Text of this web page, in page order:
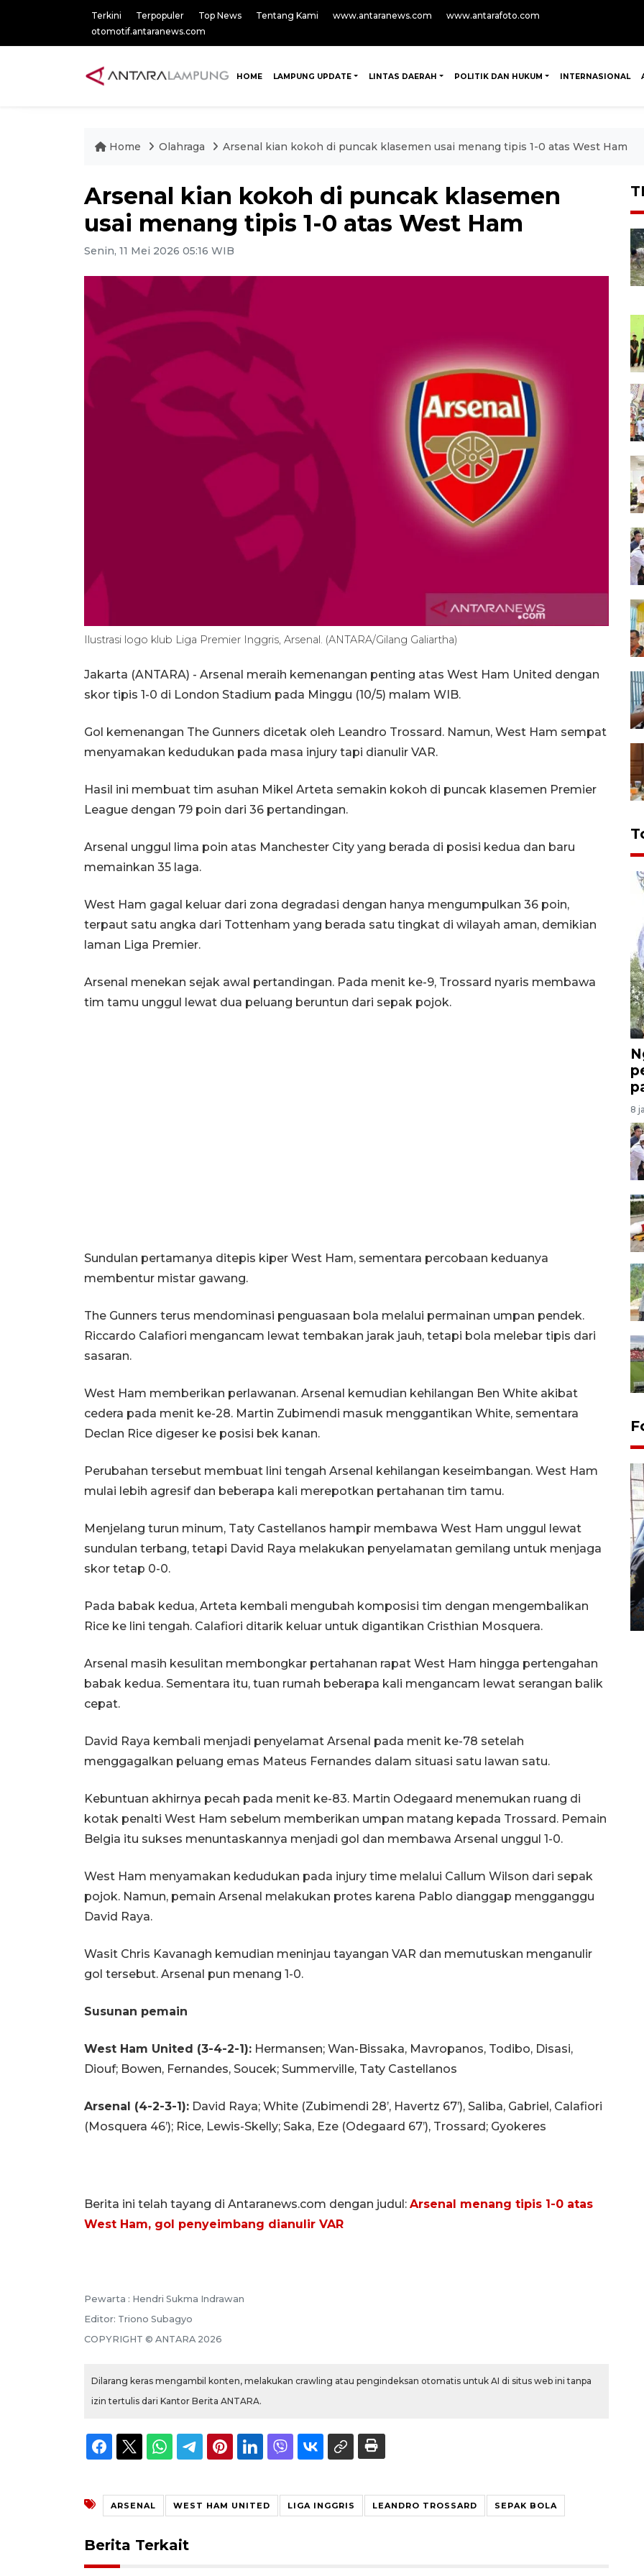
Terkini Terpopuler Top News Tentang Kami www.antaranews.com
www.antarafoto.com
otomotif.antaranews.com
HOME LAMPUNG UPDATE LINTAS DAERAH POLITIK DAN HUKUM INTERNASIONAL
Home Olahraga Arsenal kian kokoh di puncak klasemen usai menang tipis 1-0 atas West Ham
Arsenal kian kokoh di puncak klasemen
usai menang tipis 1-0 atas West Ham
Senin, 11 Mei 2026 05:16 WIB
Ilustrasi logo klub Liga Premier Inggris, Arsenal. (ANTARA/Gilang Galiartha)
Jakarta (ANTARA) - Arsenal meraih kemenangan penting atas West Ham United dengan
skor tipis 1-0 di London Stadium pada Minggu (10/5) malam WIB.
Gol kemenangan The Gunners dicetak oleh Leandro Trossard. Namun, West Ham sempat
menyamakan kedudukan pada masa injury tapi dianulir VAR.
Hasil ini membuat tim asuhan Mikel Arteta semakin kokoh di puncak klasemen Premier
League dengan 79 poin dari 36 pertandingan.
Arsenal unggul lima poin atas Manchester City yang berada di posisi kedua dan baru
memainkan 35 laga.
West Ham gagal keluar dari zona degradasi dengan hanya mengumpulkan 36 poin,
terpaut satu angka dari Tottenham yang berada satu tingkat di wilayah aman, demikian
laman Liga Premier.
Arsenal menekan sejak awal pertandingan. Pada menit ke-9, Trossard nyaris membawa
tim tamu unggul lewat dua peluang beruntun dari sepak pojok.
Sundulan pertamanya ditepis kiper West Ham, sementara percobaan keduanya
membentur mistar gawang.
The Gunners terus mendominasi penguasaan bola melalui permainan umpan pendek.
Riccardo Calafiori mengancam lewat tembakan jarak jauh, tetapi bola melebar tipis dari
sasaran.
West Ham memberikan perlawanan. Arsenal kemudian kehilangan Ben White akibat
cedera pada menit ke-28. Martin Zubimendi masuk menggantikan White, sementara
Declan Rice digeser ke posisi bek kanan.
Perubahan tersebut membuat lini tengah Arsenal kehilangan keseimbangan. West Ham
mulai lebih agresif dan beberapa kali merepotkan pertahanan tim tamu.
Menjelang turun minum, Taty Castellanos hampir membawa West Ham unggul lewat
sundulan terbang, tetapi David Raya melakukan penyelamatan gemilang untuk menjaga
skor tetap 0-0.
Pada babak kedua, Arteta kembali mengubah komposisi tim dengan mengembalikan
Rice ke lini tengah. Calafiori ditarik keluar untuk digantikan Cristhian Mosquera.
Arsenal masih kesulitan membongkar pertahanan rapat West Ham hingga pertengahan
babak kedua. Sementara itu, tuan rumah beberapa kali mengancam lewat serangan balik
cepat.
David Raya kembali menjadi penyelamat Arsenal pada menit ke-78 setelah
menggagalkan peluang emas Mateus Fernandes dalam situasi satu lawan satu.
Kebuntuan akhirnya pecah pada menit ke-83. Martin Odegaard menemukan ruang di
kotak penalti West Ham sebelum memberikan umpan matang kepada Trossard. Pemain
Belgia itu sukses menuntaskannya menjadi gol dan membawa Arsenal unggul 1-0.
West Ham menyamakan kedudukan pada injury time melalui Callum Wilson dari sepak
pojok. Namun, pemain Arsenal melakukan protes karena Pablo dianggap mengganggu
David Raya.
Wasit Chris Kavanagh kemudian meninjau tayangan VAR dan memutuskan menganulir
gol tersebut. Arsenal pun menang 1-0.
Susunan pemain
West Ham United (3-4-2-1): Hermansen; Wan-Bissaka, Mavropanos, Todibo, Disasi,
Diouf; Bowen, Fernandes, Soucek; Summerville, Taty Castellanos
Arsenal (4-2-3-1): David Raya; White (Zubimendi 28’, Havertz 67’), Saliba, Gabriel, Calafiori
(Mosquera 46’); Rice, Lewis-Skelly; Saka, Eze (Odegaard 67’), Trossard; Gyokeres
Berita ini telah tayang di Antaranews.com dengan judul: Arsenal menang tipis 1-0 atas
West Ham, gol penyeimbang dianulir VAR
Pewarta : Hendri Sukma Indrawan
Editor: Triono Subagyo
COPYRIGHT © ANTARA 2026
Dilarang keras mengambil konten, melakukan crawling atau pengindeksan otomatis untuk AI di situs web ini tanpa
izin tertulis dari Kantor Berita ANTARA.
ARSENAL WEST HAM UNITED LIGA INGGRIS LEANDRO TROSSARD SEPAK BOLA
Berita Terkait
8
Tingkat hunian hotel di
12 May 2026 15:06 WIB